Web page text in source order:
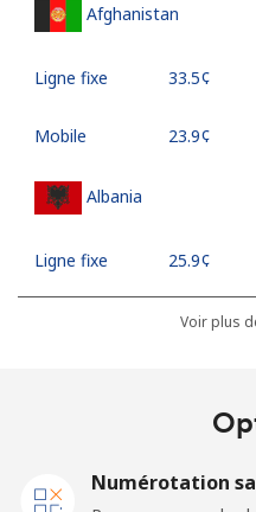
Afghanistan
Ligne fixe ⁦33.5¢⁩
Mobile ⁦23.9¢⁩
Albania
Ligne fixe ⁦25.9¢⁩
⁦48.5¢⁩
Mobile
Voir plus
Numérotation